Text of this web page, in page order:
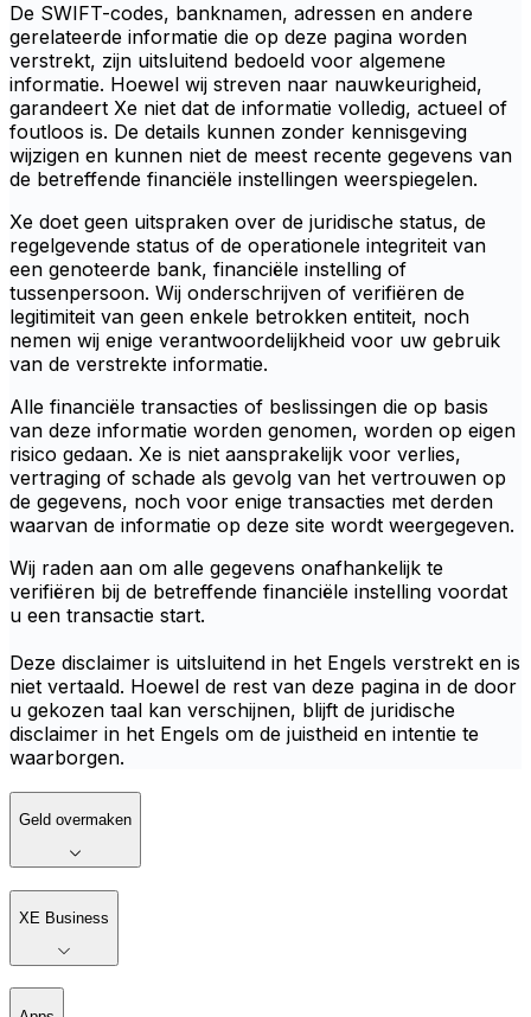
De SWIFT-codes, banknamen, adressen en andere
gerelateerde informatie die op deze pagina worden
verstrekt, zijn uitsluitend bedoeld voor algemene
informatie. Hoewel wij streven naar nauwkeurigheid,
garandeert Xe niet dat de informatie volledig, actueel of
foutloos is. De details kunnen zonder kennisgeving
wijzigen en kunnen niet de meest recente gegevens van
de betreffende financiële instellingen weerspiegelen.
Xe doet geen uitspraken over de juridische status, de
regelgevende status of de operationele integriteit van
een genoteerde bank, financiële instelling of
tussenpersoon. Wij onderschrijven of verifiëren de
legitimiteit van geen enkele betrokken entiteit, noch
nemen wij enige verantwoordelijkheid voor uw gebruik
van de verstrekte informatie.
Alle financiële transacties of beslissingen die op basis
van deze informatie worden genomen, worden op eigen
risico gedaan. Xe is niet aansprakelijk voor verlies,
vertraging of schade als gevolg van het vertrouwen op
de gegevens, noch voor enige transacties met derden
waarvan de informatie op deze site wordt weergegeven.
Wij raden aan om alle gegevens onafhankelijk te
verifiëren bij de betreffende financiële instelling voordat
u een transactie start.
Deze disclaimer is uitsluitend in het Engels verstrekt en is
niet vertaald. Hoewel de rest van deze pagina in de door
u gekozen taal kan verschijnen, blijft de juridische
disclaimer in het Engels om de juistheid en intentie te
waarborgen.
Geld overmaken
XE Business